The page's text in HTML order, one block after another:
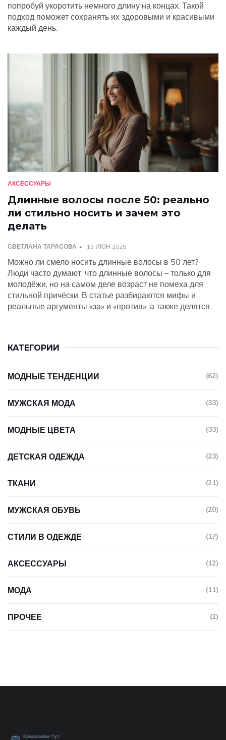
попробуй укоротить немного длину на концах. Такой
подход поможет сохранять их здоровыми и красивыми
каждый день.
АКСЕССУАРЫ
Длинные волосы после 50: реально
ли стильно носить и зачем это
делать
СВЕТЛАНА ТАРАСОВА 13 ИЮН 2025
Можно ли смело носить длинные волосы в 50 лет?
Люди часто думают, что длинные волосы – только для
молодёжи, но на самом деле возраст не помеха для
стильной причёски. В статье разбираются мифы и
реальные аргументы «за» и «против», а также делятся
практические нюансы, чтобы выбор был неслучайным.
КАТЕГОРИИ
МОДНЫЕ ТЕНДЕНЦИИ (62)
МУЖСКАЯ МОДА (33)
МОДНЫЕ ЦВЕТА (33)
ДЕТСКАЯ ОДЕЖДА (23)
ТКАНИ (21)
МУЖСКАЯ ОБУВЬ (20)
СТИЛИ В ОДЕЖДЕ (17)
АКСЕССУАРЫ (12)
МОДА (11)
ПРОЧЕЕ (2)